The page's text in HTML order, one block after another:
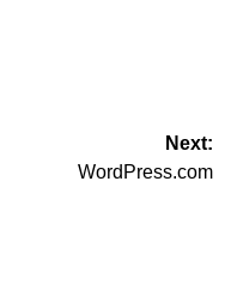
Next:
WordPress.com